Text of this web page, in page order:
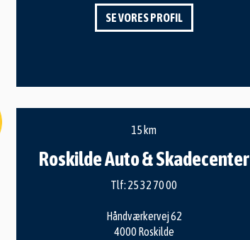
SE VORES PROFIL
15 km
Roskilde Auto & Skadecenter
Tlf: 25 32 70 00
Håndværkervej 62
4000 Roskilde